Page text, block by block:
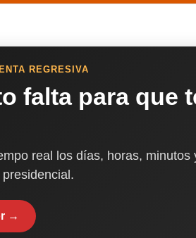
REGRESIVA
falta para que
real los días, horas,
→